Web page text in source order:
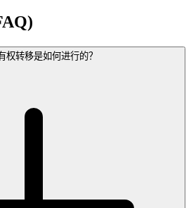
权转移是如何进行的？